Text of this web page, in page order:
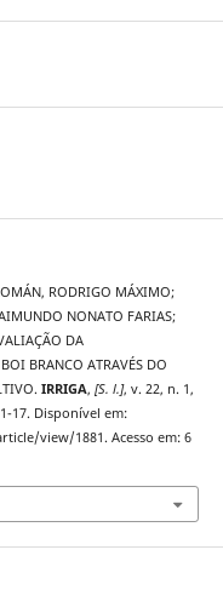
RODRIGO MÁXIMO;
NONATO FARIAS;
DA
BRANCO ATRAVÉS DO
IRRIGA, [S. l.], v. 22, n. 1,
17. Disponível em:
view/1881. Acesso em: 6